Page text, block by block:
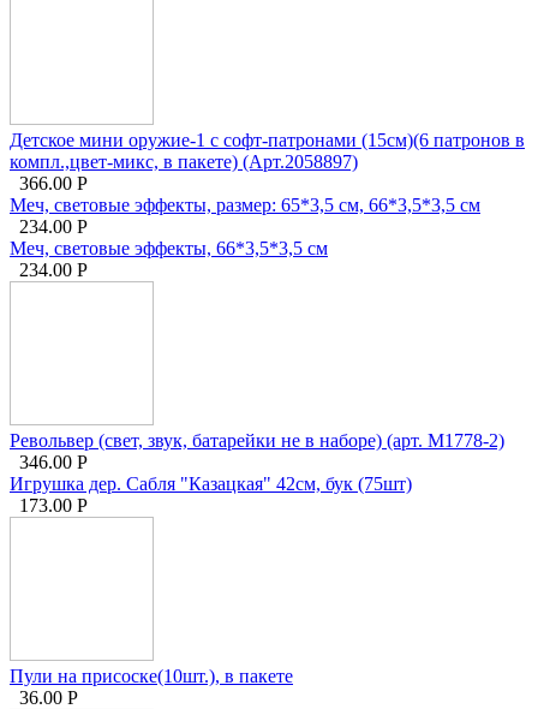
Детское мини оружие-1 с софт-патронами (15см)(6 патронов в
компл.,цвет-микс, в пакете) (Арт.2058897)
366.00 Р
Меч, световые эффекты, размер: 65*3,5 см, 66*3,5*3,5 см
234.00 Р
Меч, световые эффекты, 66*3,5*3,5 см
234.00 Р
Револьвер (свет, звук, батарейки не в наборе) (арт. M1778-2)
346.00 Р
Игрушка дер. Сабля "Казацкая" 42см, бук (75шт)
173.00 Р
Пули на присоске(10шт.), в пакете
36.00 Р